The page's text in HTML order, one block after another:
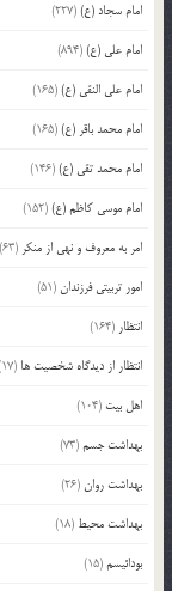
امام سجاد (ع)(227)
امام علی (ع)(894)
امام علی النقی (ع)(165)
امام محمد باقر (ع)(165)
امام محمد تقی (ع)(146)
امام موسی کاظم (ع)(152)
امر به معروف و نهی از منکر (63)
امور تربیتی فرزندان(51)
انتظار (164)
انتظار از دیدگاه شخصیت ها (17)
اهل بیت (104)
بهداشت جسم(73)
بهداشت روان(26)
بهداشت محیط (18)
بودائیسم(15)